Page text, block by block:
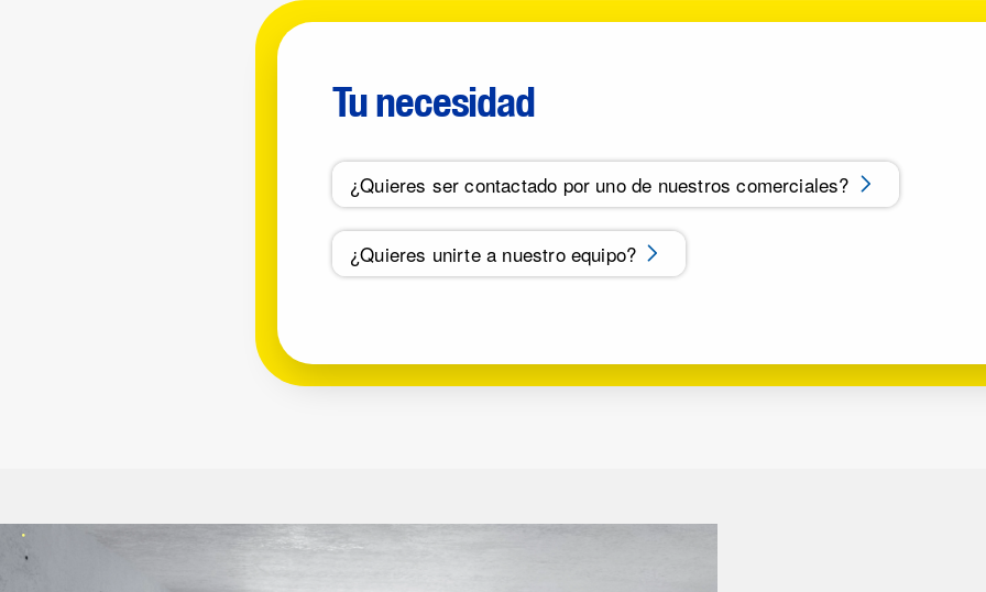
Tu necesidad
¿Quieres ser contactado por uno de nuestros comerciales?
¿Quieres unirte a nuestro equipo?